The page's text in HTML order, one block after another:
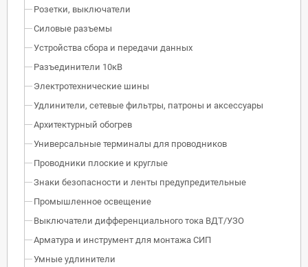
Розетки, выключатели
Силовые разъемы
Устройства сбора и передачи данных
Разъединители 10кВ
Электротехнические шины
Удлинители, сетевые фильтры, патроны и аксессуары
Архитектурный обогрев
Универсальные терминалы для проводников
Проводники плоские и круглые
Знаки безопасности и ленты предупредительные
Промышленное освещение
Выключатели дифференциального тока ВДТ/УЗО
Арматура и инструмент для монтажа СИП
Умные удлинители